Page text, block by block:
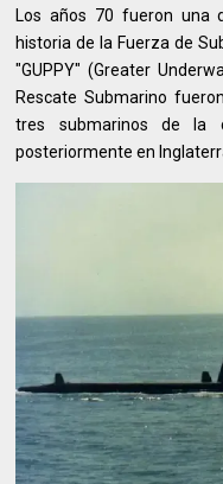
Los años 70 fueron una
historia de la Fuerza de
"GUPPY" (Greater
Rescate Submarino
tres submarinos de la
posteriormente en